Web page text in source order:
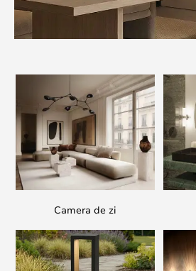
Camera de zi